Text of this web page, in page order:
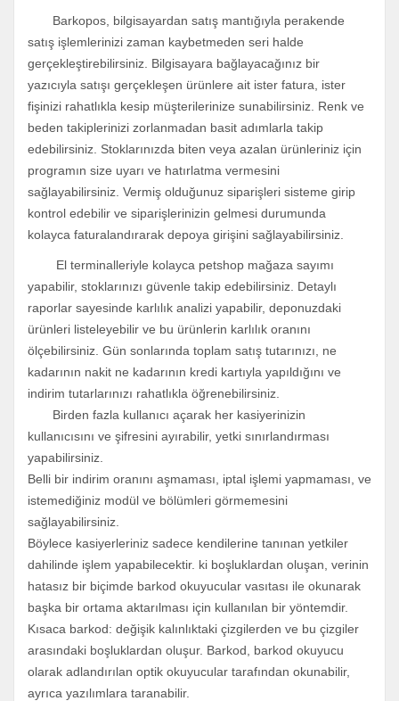
Barkopos, bilgisayardan satış mantığıyla perakende
satış işlemlerinizi zaman kaybetmeden seri halde
gerçekleştirebilirsiniz. Bilgisayara bağlayacağınız bir
yazıcıyla satışı gerçekleşen ürünlere ait ister fatura, ister
fişinizi rahatlıkla kesip müşterilerinize sunabilirsiniz. Renk ve
beden takiplerinizi zorlanmadan basit adımlarla takip
edebilirsiniz. Stoklarınızda biten veya azalan ürünleriniz için
programın size uyarı ve hatırlatma vermesini
sağlayabilirsiniz. Vermiş olduğunuz siparişleri sisteme girip
kontrol edebilir ve siparişlerinizin gelmesi durumunda
kolayca faturalandırarak depoya girişini sağlayabilirsiniz.
El terminalleriyle kolayca petshop mağaza sayımı
yapabilir, stoklarınızı güvenle takip edebilirsiniz. Detaylı
raporlar sayesinde karlılık analizi yapabilir, deponuzdaki
ürünleri listeleyebilir ve bu ürünlerin karlılık oranını
ölçebilirsiniz. Gün sonlarında toplam satış tutarınızı, ne
kadarının nakit ne kadarının kredi kartıyla yapıldığını ve
indirim tutarlarınızı rahatlıkla öğrenebilirsiniz.
Birden fazla kullanıcı açarak her kasiyerinizin
kullanıcısını ve şifresini ayırabilir, yetki sınırlandırması
yapabilirsiniz.
Belli bir indirim oranını aşmaması, iptal işlemi yapmaması, ve
istemediğiniz modül ve bölümleri görmemesini
sağlayabilirsiniz.
Böylece kasiyerleriniz sadece kendilerine tanınan yetkiler
dahilinde işlem yapabilecektir. ki boşluklardan oluşan, verinin
hatasız bir biçimde barkod okuyucular vasıtası ile okunarak
başka bir ortama aktarılması için kullanılan bir yöntemdir.
Kısaca barkod: değişik kalınlıktaki çizgilerden ve bu çizgiler
arasındaki boşluklardan oluşur. Barkod, barkod okuyucu
olarak adlandırılan optik okuyucular tarafından okunabilir,
ayrıca yazılımlara taranabilir.